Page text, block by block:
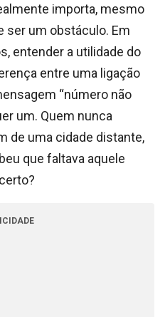
importa, mesmo
ser um obstáculo. Em
entender a utilidade do
entre uma ligação
“número não
um. Quem nunca
de uma cidade distante,
que faltava aquele